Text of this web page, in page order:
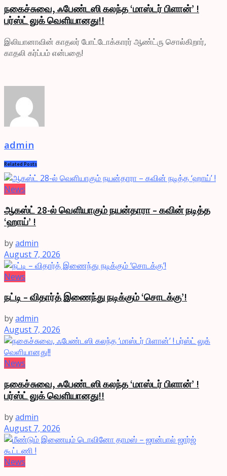
நகைச்சுவை, ஃபேண்டஸி கலந்த ‘மாஸ்டர் பிளான்’ !
பர்ஸ்ட் லுக் வெளியானது!!
இலியானாவின் காதலர் போட்டோக்காரர் ஆண்ட்ரு சொல்கிறார்,
காதலி கர்ப்பம் என்பதை!
admin
Related Posts
News
ஆகஸ்ட் 28-ல் வெளியாகும் நயன்தாரா – கவின் நடித்த
‘ஹாய்’ !
byadmin
August 7, 2026
News
நட்டி – விதார்த் இணைந்து நடிக்கும் ‘சொடக்கு’!
byadmin
August 7, 2026
News
நகைச்சுவை, ஃபேண்டஸி கலந்த ‘மாஸ்டர் பிளான்’ !
பர்ஸ்ட் லுக் வெளியானது!!
byadmin
August 7, 2026
News